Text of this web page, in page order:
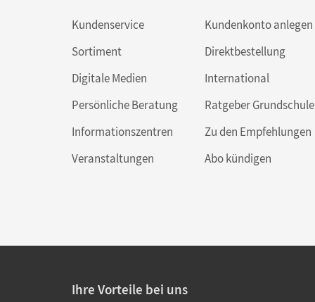
Kundenservice
Sortiment
Digitale Medien
Persönliche Beratung
Informationszentren
Veranstaltungen
Kundenkonto anlegen
Direktbestellung
International
Ratgeber Grundschule
Zu den Empfehlungen
Abo kündigen
Ihre Vorteile bei uns